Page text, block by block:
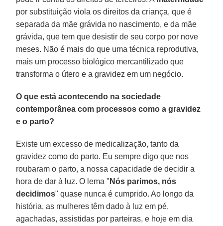
por substituição viola os direitos da criança, que é
separada da mãe grávida no nascimento, e da mãe
grávida, que tem que desistir de seu corpo por nove
meses. Não é mais do que uma técnica reprodutiva,
mais um processo biológico mercantilizado que
transforma o útero e a gravidez em um negócio.
O que está acontecendo na sociedade
contemporânea com processos como a gravidez
e o parto?
Existe um excesso de medicalização, tanto da
gravidez como do parto. Eu sempre digo que nos
roubaram o parto, a nossa capacidade de decidir a
hora de dar à luz. O lema " Nós parimos, nós
decidimos" quase nunca é cumprido. Ao longo da
história, as mulheres têm dado à luz em pé,
agachadas, assistidas por parteiras, e hoje em dia